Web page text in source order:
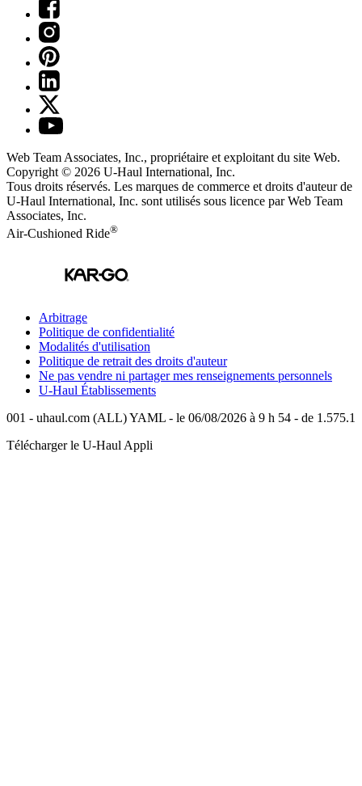
Web Team Associates, Inc., propriétaire et exploitant du site Web.
Copyright © 2026 U-Haul International, Inc.
Tous droits réservés. Les marques de commerce et droits d'auteur de
U-Haul International, Inc. sont utilisés sous licence par Web Team
Associates, Inc.
Air-Cushioned Ride®
Arbitrage
Politique de confidentialité
Modalités d'utilisation
Politique de retrait des droits d'auteur
Ne pas vendre ni partager mes renseignements personnels
U-Haul Établissements
001 - uhaul.com (ALL) YAML - le 06/08/2026 à 9 h 54 - de 1.575.1
Télécharger le U-Haul Appli